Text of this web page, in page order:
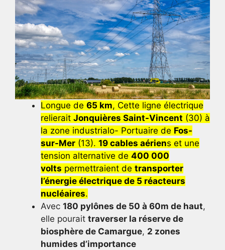
Longue de 65 km, Cette ligne électrique
relierait Jonquières Saint-Vincent (30) à
la zone industrialo- Portuaire de Fos-
sur-Mer (13). 19 cables aériens et une
tension alternative de 400 000
volts permettraient de transporter
l’énergie électrique de 5 réacteurs
nucléaires.
Avec 180 pylônes de 50 à 60m de haut,
elle pourait traverser la réserve de
biosphère de Camargue, 2 zones
humides d’importance